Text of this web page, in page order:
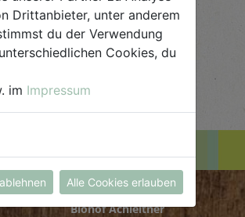
Biohof Achleitner
Drittanbieter, unter anderem
du der Verwendung
Cookies, du
im Impressum
Alle Cookies erlauben